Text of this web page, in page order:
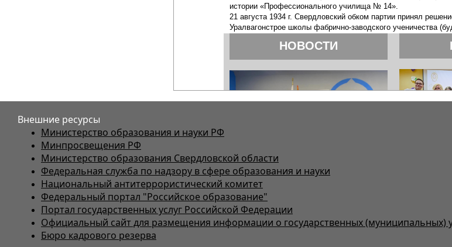
Внешние ресурсы
Министерство образования и науки РФ
Минпросвещения РФ
Министерство образования Свердловской области
Федеральная служба по надзору в сфере образования и науки
Национальный антитеррористический комитет
Федеральный портал "Российское образование"
Портал государственных услуг Российской Федерации
Официальный сайт для размещения информации о государственных (муниципальных)
Бюро кадрового резерва